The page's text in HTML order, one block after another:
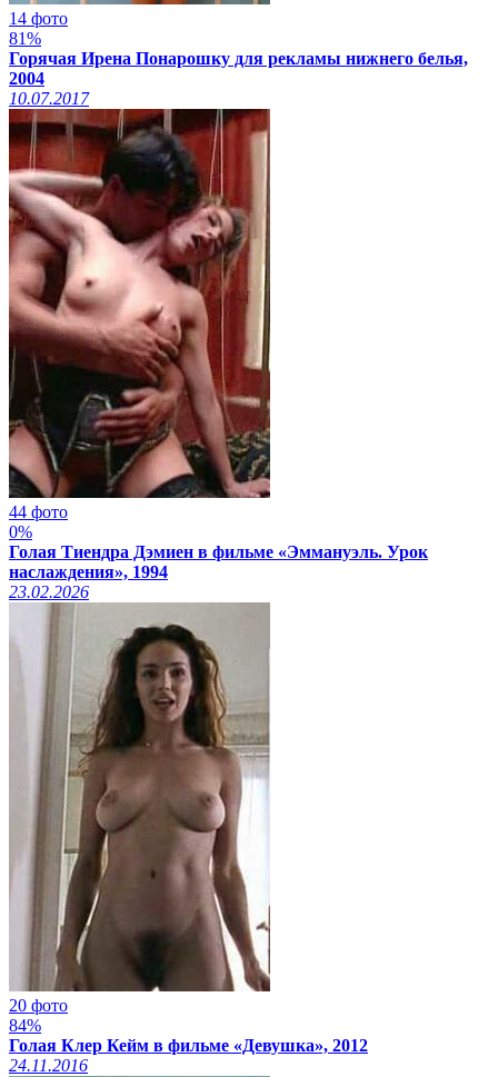
14 фото
81%
Горячая Ирена Понарошку для рекламы нижнего белья,
2004
10.07.2017
44 фото
0%
Голая Тиендра Дэмиен в фильме «Эммануэль. Урок
наслаждения», 1994
23.02.2026
20 фото
84%
Голая Клер Кейм в фильме «Девушка», 2012
24.11.2016